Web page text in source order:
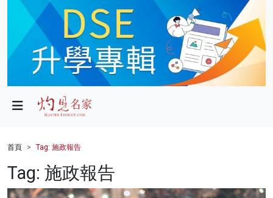
政局
財經
健康
首頁 Tag: 施政報告
Tag: 施政報告